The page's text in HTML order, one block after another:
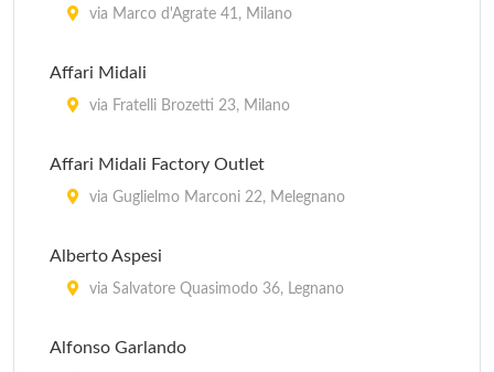
via Marco d'Agrate 41, Milano
Affari Midali
via Fratelli Brozetti 23, Milano
Affari Midali Factory Outlet
via Guglielmo Marconi 22, Melegnano
Alberto Aspesi
via Salvatore Quasimodo 36, Legnano
Alfonso Garlando